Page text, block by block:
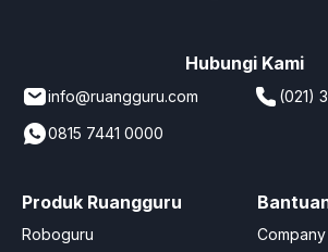
Hubungi Kami
info@ruangguru.com
(021)
0815 7441 0000
Produk Ruangguru
Roboguru